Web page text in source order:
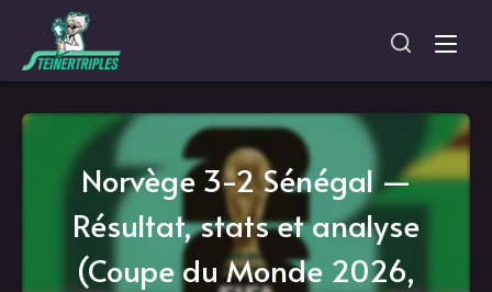
Norvège 3-2 Sénégal —
Résultat, stats et analyse
(Coupe du Monde 2026,